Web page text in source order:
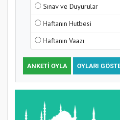
Sınav ve Duyurular
Haftanın Hutbesi
Haftanın Vaazı
ANKETI OYLA OYLARI